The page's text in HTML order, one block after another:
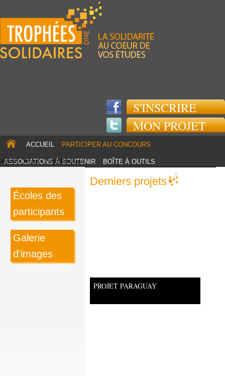
Jump to navigation
S'INSCRIRE
MON PROJET
ACCUEIL PARTICIPER AU CONCOURS
ASSOCIATIONS À SOUTENIR BOÎTE À OUTILS
PARTENAIRES ACTUS
Accueil›Projets›Projet Paraguay
Écoles des
participants
Galerie
d'images
Derniers projets
PROJET PARAGUAY